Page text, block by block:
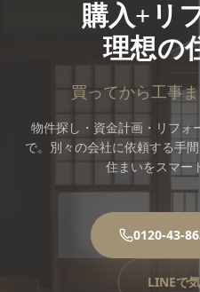
購入+リ
理想の
買ってから工事
物件探し・資金計画・リフォ
で。 別々の会社に依頼する手
住まいをスマー
0120-43-
LINEで